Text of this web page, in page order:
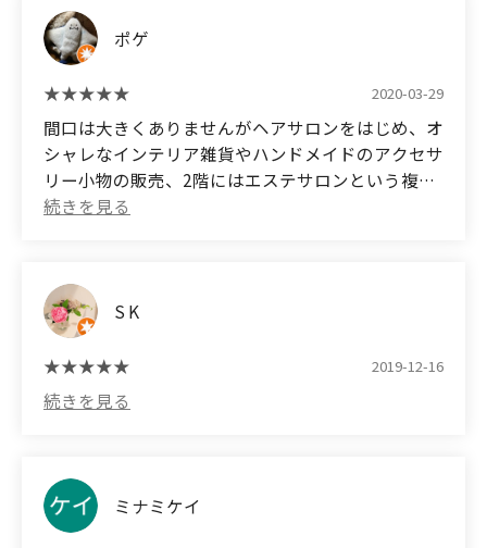
す。
Thank you very much for the other day! I go to
ARTCHERIMO on the second floor!
Have you lost weight to your colleagues and
friends since you had your face corrected? Has
It made me feel so good that I continue to go there
even now. It hurts while I'm having my face
corrected, but I gradually get used to the pain, so I
feel great about going to the clinic.
forward to going there.
ポゲ
2020-03-29
間口は大きくありませんがヘアサロンをはじめ、オ
シャレなインテリア雑貨やハンドメイドのアクセサ
リー小物の販売、2階にはエステサロンという複合
で楽しめる奥行あるお店です。
のですが、切ったその日だけでなくその後日もスタ
イリングしやすい長さやボリュームを考えてカット
してくれるのでこれで3度目の来訪です。
カット後はソフトドリンクのサービスがあるのも良
いですね。
メンズのカットも任せられるので家族でお世話にな
(Translated by Google)
Although the frontage is not large, it is a deep
S K
2019-12-16
ミナミケイ